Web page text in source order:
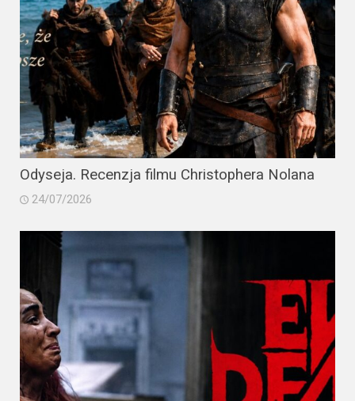
Odyseja. Recenzja filmu Christophera Nolana
24/07/2026